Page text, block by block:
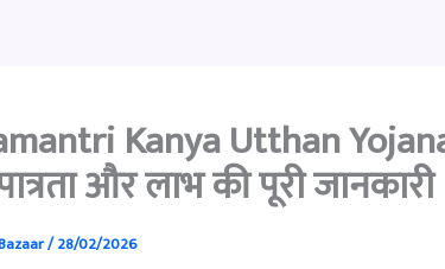
Kanya Utthan
और लाभ की पूरी जानकारी
/28/02/2026